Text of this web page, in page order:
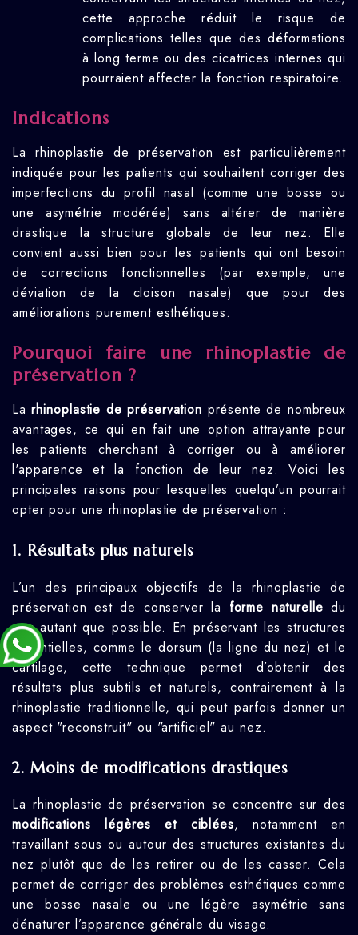
cette approche réduit le risque de
complications telles que des déformations
à long terme ou des cicatrices internes qui
pourraient affecter la fonction respiratoire.
Indications
La rhinoplastie de préservation est particulièrement
indiquée pour les patients qui souhaitent corriger des
imperfections du profil nasal (comme une bosse ou
une asymétrie modérée) sans altérer de manière
drastique la structure globale de leur nez. Elle
convient aussi bien pour les patients qui ont besoin
de corrections fonctionnelles (par exemple, une
déviation de la cloison nasale) que pour des
améliorations purement esthétiques.
Pourquoi faire une rhinoplastie de
préservation ?
Larhinoplastie de préservation présente de nombreux
avantages, ce qui en fait une option attrayante pour
les patients cherchant à corriger ou à améliorer
l'apparence et la fonction de leur nez. Voici les
principales raisons pour lesquelles quelqu’un pourrait
opter pour une rhinoplastie de préservation :
1. Résultats plus naturels
L’un des principaux objectifs de la rhinoplastie de
préservation est de conserver la forme naturelle du
nez autant que possible. En préservant les structures
essentielles, comme le dorsum (la ligne du nez) et le
cartilage, cette technique permet d’obtenir des
résultats plus subtils et naturels, contrairement à la
rhinoplastie traditionnelle, qui peut parfois donner un
aspect "reconstruit" ou "artificiel" au nez.
2. Moins de modifications drastiques
La rhinoplastie de préservation se concentre sur des
modifications légères et ciblées, notamment en
travaillant sous ou autour des structures existantes du
nez plutôt que de les retirer ou de les casser. Cela
permet de corriger des problèmes esthétiques comme
une bosse nasale ou une légère asymétrie sans
dénaturer l’apparence générale du visage.